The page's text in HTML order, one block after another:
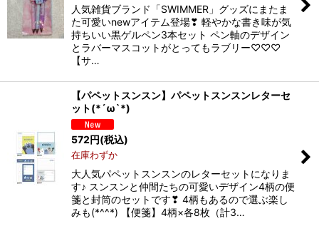
人気雑貨ブランド「SWIMMER」グッズにまたま
た可愛いnewアイテム登場❣ 軽やかな書き味が気
持ちいい黒ゲルペン3本セット ペン軸のデザイン
とラバーマスコットがとってもラブリー♡♡♡
【サ…
【パペットスンスン】パペットスンスンレターセ
ット(*´ω`*)
572円(税込)
在庫わずか
大人気パペットスンスンのレターセットになりま
す♪ スンスンと仲間たちの可愛いデザイン4柄の便
箋と封筒のセットです❣ 4柄もあるので選ぶ楽し
みも(*^^*) 【便箋】4柄×各8枚（計3…